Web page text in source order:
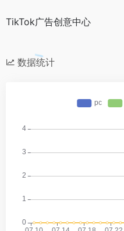
TikTok广告创意中心
数据统计